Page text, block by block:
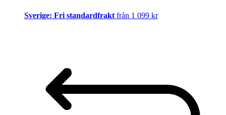
Sverige: Fri standardfrakt från 1 099 kr